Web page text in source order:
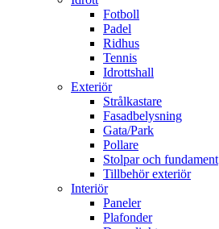
Fotboll
Padel
Ridhus
Tennis
Idrottshall
Exteriör
Strålkastare
Fasadbelysning
Gata/Park
Pollare
Stolpar och fundament
Tillbehör exteriör
Interiör
Paneler
Plafonder